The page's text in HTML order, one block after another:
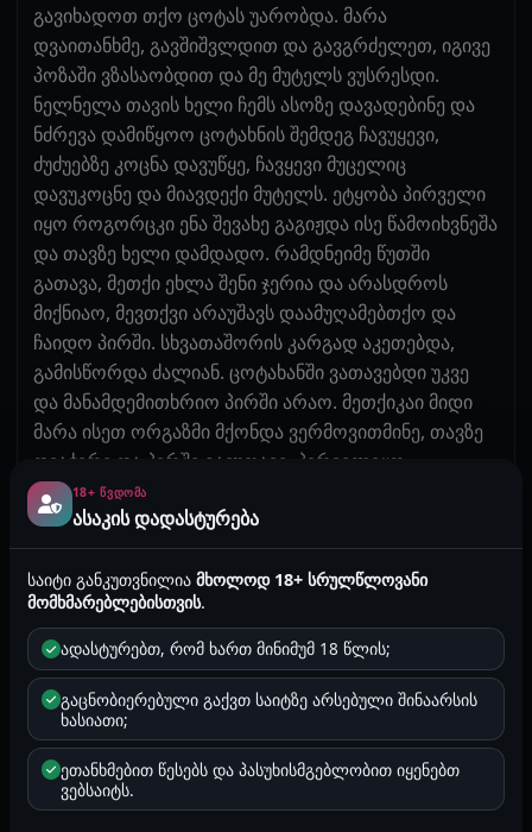
გავიხადოთ თქო ცოტას უარობდა. მარა
დვაითანხმე, გავშიშვლდით და გავგრძელეთ, იგივე
პოზაში ვზასაობდით და მე მუტელს ვუსრესდი.
ნელნელა თავის ხელი ჩემს ასოზე დავადებინე და
ნძრევა დამიწყოო ცოტახნის შემდეგ ჩავუყევი,
ძუძუებზე კოცნა დავუწყე, ჩავყევი მუცელიც
დავუკოცნე და მიავდექი მუტელს. ეტყობა პირველი
იყო როგორცკი ენა შევახე გაგიჟდა ისე წამოიხვნეშა
და თავზე ხელი დამდადო. რამდნეიმე წუთში
გათავა, მეთქი ეხლა შენი ჯერია და არასდროს
მიქნიაო, მევთქვი არაუშავს დაამუღამებთქო და
ჩაიდო პირში. სხვათაშორის კარგად აკეთებდა,
გამისწორდა ძალიან. ცოტახანში ვათავებდი უკვე
და მანამდემითხრიო პირში არაო. მეთქიკაი მიდი
მარა ისეთ ორგაზმი მქონდა ვერმოვითმინე, თავზე
დვაჭირე და პირში გავუთავე. პირველიყო
ეტყობოდა დაიჭმაჭნა მარა გადაყლაპა. ცოტახანი
დავისვენეთ და დროიყო სექსის. ამიყენა ისევ
ნძრევით და გადამჯდა. ეგრევე შესრიალდა ყლე
სველფუჩუში და წამოიკვნესა, გეგონება
ქალიშვილობა დაკარგა. გავაგრძლეეთ გიჟურად,
მეორეზე გათავება მიჭირს ხოლმე და კაიხანი
ვტყნავდი, პოზებიც შევცვალეთ, მანამდე მანკი
ორჯერ გათავა, ერთი ზემოდანიყო გადამჯდარი და
მეორე დოგიში, როცა ვათავებდი მოვუმატე ტემპს
და ამოვიხვნეშე, ზედ დავემხე. სასწაული იყოო
იმედია მოგეწონათ ისტორია ❤️ხომართლა 100%
რეალურია ბევრი ისტორისგან განსხვავებით აქ რაც
18+ ᲬᲕᲓᲝᲛᲐ
ასაკის დადასტურება
საიტი განკუთვნილიამხოლოდ 18+ სრულწლოვანი
მომხმარებლებისთვის.
ადასტურებთ, რომ ხართ მინიმუმ 18 წლის;
გაცნობიერებული გაქვთ საიტზე არსებული შინაარსის
ხასიათი;
ეთანხმებით წესებს და პასუხისმგებლობით იყენებთ
ვებსაიტს.